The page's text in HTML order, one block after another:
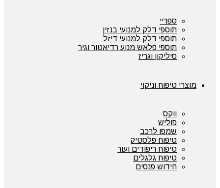
ספריי
תוספי דלק למנועי בנזין
תוספי דלק למנועי דיזל
תוספי פלאש מנוע רדיאטור וגיר
סיליקון וגריז
מוצרי טיפוח וניקוי
ווקס
פוליש
שמפו לרכב
טיפוח פלסטיק
טיפוח ריפודים ועור
טיפוח גלגלים
חידוש פנסים